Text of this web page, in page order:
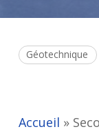
Géotechnique
Accueil »